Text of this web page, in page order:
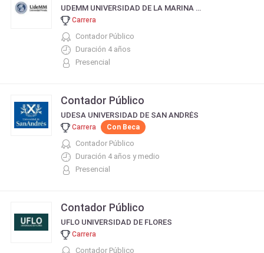
UDEMM UNIVERSIDAD DE LA MARINA MERCANTE
Carrera
Contador Público
Duración 4 años
Presencial
Contador Público
UDESA UNIVERSIDAD DE SAN ANDRÉS
Carrera Con Beca
Contador Público
Duración 4 años y medio
Presencial
Contador Público
UFLO UNIVERSIDAD DE FLORES
Carrera
Contador Público